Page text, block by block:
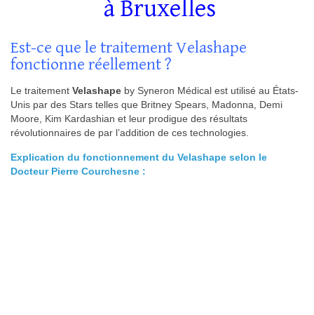
à Bruxelles
Est-ce que le traitement Velashape
fonctionne réellement ?
Le traitement Velashape by Syneron Médical est utilisé au États-
Unis par des Stars telles que Britney Spears, Madonna, Demi
Moore, Kim Kardashian et leur prodigue des résultats
révolutionnaires de par l’addition de ces technologies.
Explication du fonctionnement du Velashape selon le
Docteur Pierre Courchesne :